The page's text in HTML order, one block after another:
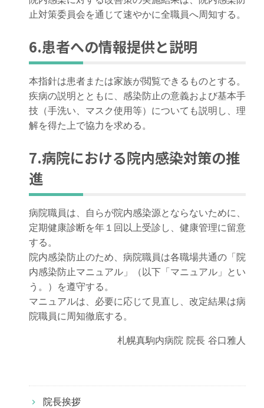
止対策委員会を通じて速やかに全職員へ周知する。
6.患者への情報提供と説明
本指針は患者または家族が閲覧できるものとする。
疾病の説明とともに、感染防止の意義および基本手
技（手洗い、マスク使用等）についても説明し、理
解を得た上で協力を求める。
7.病院における院内感染対策の推
進
病院職員は、自らが院内感染源とならないために、
定期健康診断を年１回以上受診し、健康管理に留意
する。
院内感染防止のため、病院職員は各職場共通の「院
内感染防止マニュアル」（以下「マニュアル」とい
う。）を遵守する。
マニュアルは、必要に応じて見直し、改定結果は病
院職員に周知徹底する。
札幌真駒内病院 院長 谷口雅人
院長挨拶